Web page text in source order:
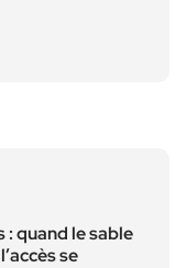
: quand le sable
se